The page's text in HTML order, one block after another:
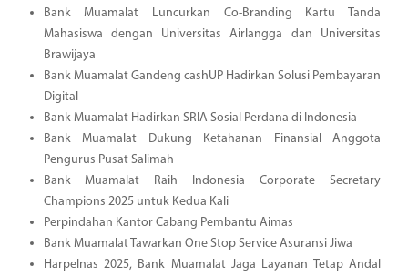
Bank Muamalat Luncurkan Co-Branding Kartu Tanda
Mahasiswa dengan Universitas Airlangga dan Universitas
Brawijaya
Bank Muamalat Gandeng cashUP Hadirkan Solusi Pembayaran
Digital
Bank Muamalat Hadirkan SRIA Sosial Perdana di Indonesia
Bank Muamalat Dukung Ketahanan Finansial Anggota
Pengurus Pusat Salimah
Bank Muamalat Raih Indonesia Corporate Secretary
Champions 2025 untuk Kedua Kali
Perpindahan Kantor Cabang Pembantu Aimas
Bank Muamalat Tawarkan One Stop Service Asuransi Jiwa
Harpelnas 2025, Bank Muamalat Jaga Layanan Tetap Andal